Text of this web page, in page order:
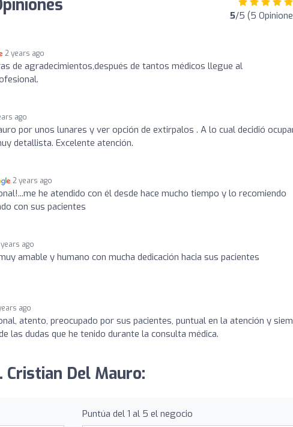
5/5 (5
2 years ago
de agradecimientos,después de tantos médicos llegue al
ago
por unos lunares y ver opción de extirpalos . A lo cual decidió
detallista. Excelente atención.
2 years ago
he atendido con él desde hace mucho tiempo y lo recomiendo
con sus pacientes
ago
amable y humano con mucha dedicación hacia sus pacientes
ago
atento, preocupado por sus pacientes, puntual en la atención y
las dudas que he tenido durante la consulta médica.
Cristian Del Mauro:
Puntúa del 1 al 5 el negocio